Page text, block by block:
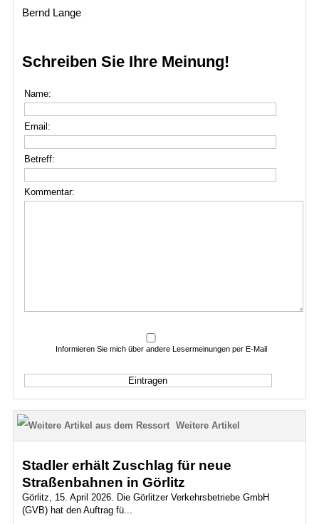
Bernd Lange
Schreiben Sie Ihre Meinung!
Name:
Email:
Betreff:
Kommentar:
Informieren Sie mich über andere Lesermeinungen per E-Mail
Weitere Artikel
Stadler erhält Zuschlag für neue
Straßenbahnen in Görlitz
Görlitz, 15. April 2026. Die Görlitzer Verkehrsbetriebe GmbH
(GVB) hat den Auftrag fü...